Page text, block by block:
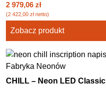
2 979,06 zł
(2 422,00 złnetto)
Zobacz produkt
CHILL – Neon LED Classic